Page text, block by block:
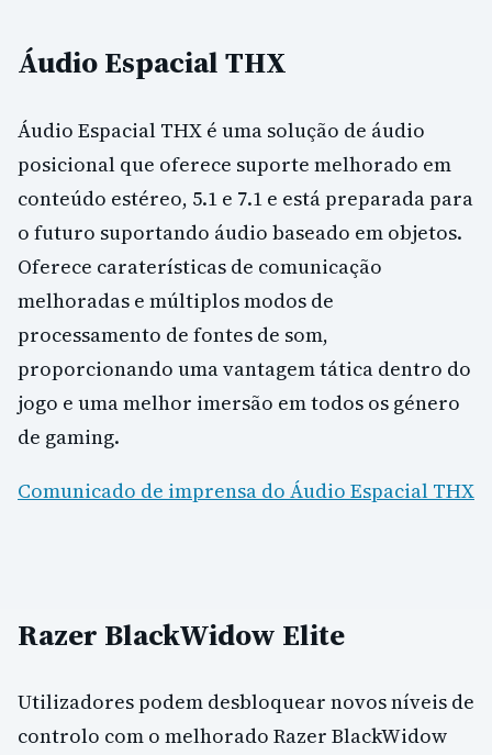
Áudio Espacial THX
Áudio Espacial THX é uma solução de áudio
posicional que oferece suporte melhorado em
conteúdo estéreo, 5.1 e 7.1 e está preparada para
o futuro suportando áudio baseado em objetos.
Oferece caraterísticas de comunicação
melhoradas e múltiplos modos de
processamento de fontes de som,
proporcionando uma vantagem tática dentro do
jogo e uma melhor imersão em todos os género
de gaming.
Comunicado de imprensa do Áudio Espacial THX
Razer BlackWidow Elite
Utilizadores podem desbloquear novos níveis de
controlo com o melhorado Razer BlackWidow